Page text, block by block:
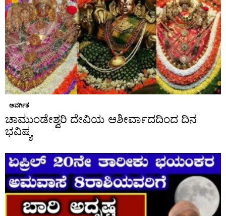
ಅವರ್ಗಿತ
ಚಾಮುಂಡೇಶ್ವರಿ ದೇವಿಯ ಆಶೀರ್ವಾದದಿಂದ ದಿನ
ಭವಿಷ್ಯ